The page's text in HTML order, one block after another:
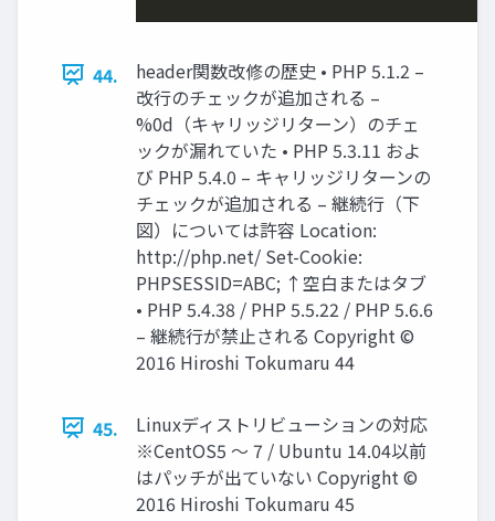
44.
header関数改修の歴史 • PHP 5.1.2 –
改行のチェックが追加される –
%0d（キャリッジリターン）のチェ
ックが漏れていた • PHP 5.3.11 およ
び PHP 5.4.0 – キャリッジリターンの
チェックが追加される – 継続行（下
図）については許容 Location:
http://php.net/ Set-Cookie:
PHPSESSID=ABC; ↑空白またはタブ
• PHP 5.4.38 / PHP 5.5.22 / PHP 5.6.6
– 継続行が禁止される Copyright ©
2016 Hiroshi Tokumaru 44
45.
Linuxディストリビューションの対応
※CentOS5 ～ 7 / Ubuntu 14.04以前
はパッチが出ていない Copyright ©
2016 Hiroshi Tokumaru 45